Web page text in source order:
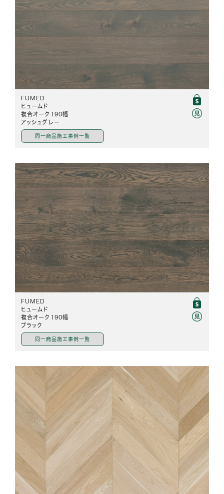
FUMED
ヒュームド
複合オーク190幅
アッシュグレー
同一商品施工事例一覧
FUMED
ヒュームド
複合オーク190幅
ブラック
同一商品施工事例一覧